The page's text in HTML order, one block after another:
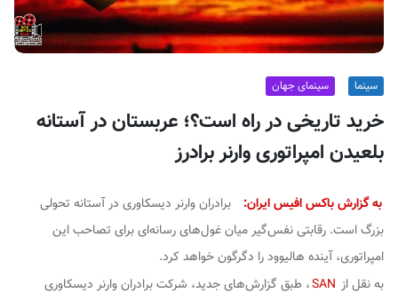
سینما سینمای جهان
خرید تاریخی در راه است؟؛ عربستان در آستانه
بلعیدن امپراتوری وارنر برادرز
به گزارش باکس افیس ایران:
برادران وارنر دیسکاوری در آستانه تحولی
بزرگ است. رقابتی نفس‌گیر میان غول‌های رسانه‌ای برای تصاحب این
امپراتوری، آینده هالیوود را دگرگون خواهد کرد.
به نقل از SAN، طبق گزارش‌های جدید، شرکت برادران وارنر دیسکاوری